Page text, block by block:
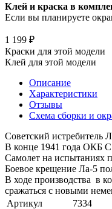
Клей и краска в
Если вы планируете
1 199 ₽
Краски для этой модели
Клей для этой модели
Описание
Характеристики
Отзывы
Схема сборки и
Советский истребитель
В конце 1941 года ОКБ
Самолет на испытаниях
Боевое крещение Ла-5
В ходе производства в
сражаться с новыми
Артикул
7334